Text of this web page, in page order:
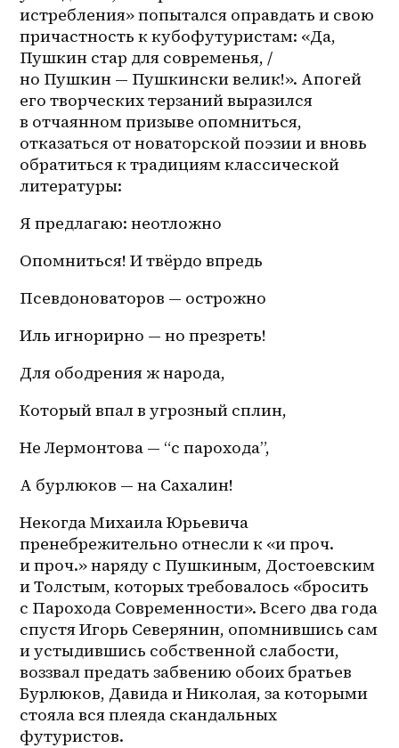
истребления» попытался оправдать и свою
причастность к кубофутуристам: «Да,
Пушкин стар для современья, /
но Пушкин — Пушкински велик!». Апогей
его творческих терзаний выразился
в отчаянном призыве опомниться,
отказаться от новаторской поэзии и вновь
обратиться к традициям классической
литературы:
Я предлагаю: неотложно
Опомниться! И твёрдо впредь
Псевдоноваторов — острожно
Иль игнорирно — но презреть!
Для ободрения ж народа,
Который впал в угрозный сплин,
Не Лермонтова — “с парохода”,
А бурлюков — на Сахалин!
Некогда Михаила Юрьевича
пренебрежительно отнесли к «и проч.
и проч.» наряду с Пушкиным, Достоевским
и Толстым, которых требовалось «бросить
с Парохода Современности». Всего два года
спустя Игорь Северянин, опомнившись сам
и устыдившись собственной слабости,
воззвал предать забвению обоих братьев
Бурлюков, Давида и Николая, за которыми
стояла вся плеяда скандальных
футуристов.